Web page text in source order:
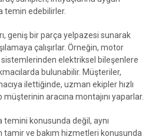
temin edebilirler.
geniş bir parça yelpazesi sunarak
çalışırlar. Örneğin, motor
elektriksel bileşenlere
bulunabilir. Müşteriler,
ilettiğinde, uzman ekipler hızlı
aracına montajını yaparlar.
temini konusunda değil, aynı
tamir ve bakım hizmetleri konusunda